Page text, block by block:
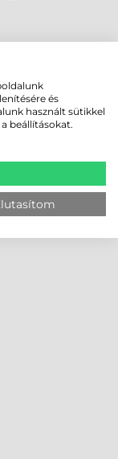
és
használt sütikkel
beállításokat.